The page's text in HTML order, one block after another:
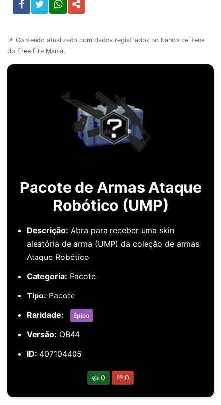
📌 Conteúdo atualizado com dados registrados no banco de itens
do Free Fire Mania.
Pacote de Armas Ataque
Robótico (UMP)
Descrição: Abra para receber uma skin
aleatória de arma (UMP) da coleção de armas
Ataque Robótico
Categoria: Pacote
Tipo: Pacote
Raridade:
Épico
Versão: OB44
ID: 407104405
👍 0 👎 0